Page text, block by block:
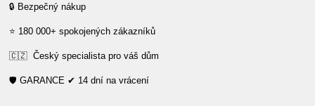
🔒 Bezpečný nákup
⭐ 180 000+ spokojených zákazníků
🇨🇿 Český specialista pro váš dům
🛡️ GARANCE ✔ 14 dní na vrácení